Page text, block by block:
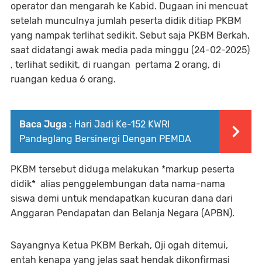
operator dan mengarah ke Kabid. Dugaan ini mencuat
setelah munculnya jumlah peserta didik ditiap PKBM
yang nampak terlihat sedikit. Sebut saja PKBM Berkah,
saat didatangi awak media pada minggu (24-02-2025)
, terlihat sedikit, di ruangan pertama 2 orang, di
ruangan kedua 6 orang.
Baca Juga : Hari Jadi Ke-152 KWRI
Pandeglang Bersinergi Dengan PEMDA
PKBM tersebut diduga melakukan *markup peserta
didik* alias penggelembungan data nama-nama
siswa demi untuk mendapatkan kucuran dana dari
Anggaran Pendapatan dan Belanja Negara (APBN).
Sayangnya Ketua PKBM Berkah, Oji ogah ditemui,
entah kenapa yang jelas saat hendak dikonfirmasi